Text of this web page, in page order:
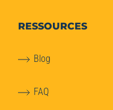
RESSOURCES
Blog
FAQ